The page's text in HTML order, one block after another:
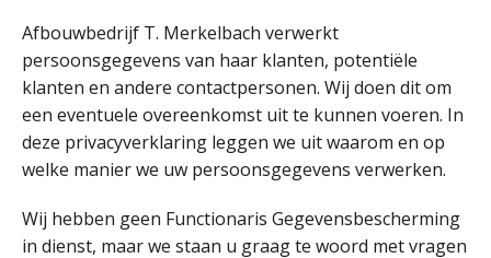
Afbouwbedrijf T. Merkelbach verwerkt
persoonsgegevens van haar klanten, potentiële
klanten en andere contactpersonen. Wij doen dit om
een eventuele overeenkomst uit te kunnen voeren. In
deze privacyverklaring leggen we uit waarom en op
welke manier we uw persoonsgegevens verwerken.
Wij hebben geen Functionaris Gegevensbescherming
in dienst, maar we staan u graag te woord met vragen